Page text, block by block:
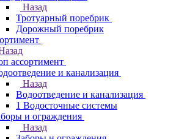
Назад
Тротуарный поребрик
Дорожный поребрик
ассортимент
и канализация
Назад
Водоотведение и канализация
1 Водосточные системы
и ограждения
Назад